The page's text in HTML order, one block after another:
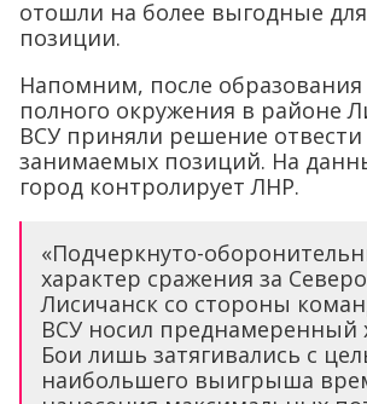
отошли на более выгодные
позиции.
Напомним, после образования
полного окружения в районе
ВСУ приняли решение
занимаемых позиций. На
город контролирует ЛНР.
«Подчеркнуто-
характер сражения за
Лисичанск со стороны
ВСУ носил преднамеренный
Бои лишь затягивались с
наибольшего выигрыша